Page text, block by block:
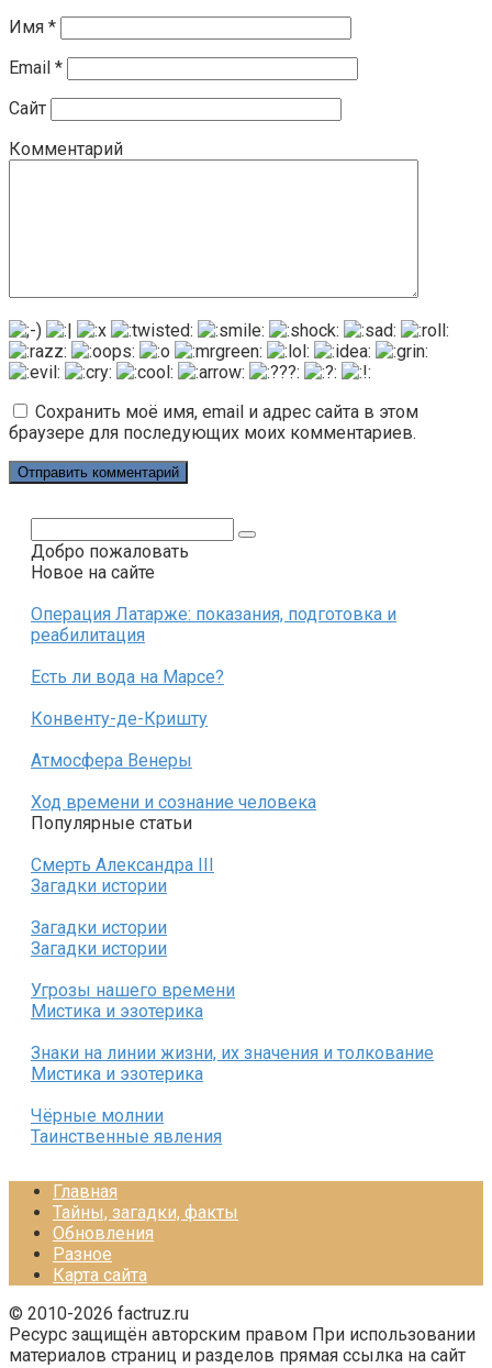
Имя *
Email *
Сайт
Комментарий
Сохранить моё имя, email и адрес сайта в этом
браузере для последующих моих комментариев.
Добро пожаловать
Новое на сайте
Операция Латарже: показания, подготовка и
реабилитация
Есть ли вода на Марсе?
Конвенту-де-Кришту
Атмосфера Венеры
Ход времени и сознание человека
Популярные статьи
Смерть Александра III
Загадки истории
Загадки истории
Загадки истории
Угрозы нашего времени
Мистика и эзотерика
Знаки на линии жизни, их значения и толкование
Мистика и эзотерика
Чёрные молнии
Таинственные явления
Главная
Тайны, загадки, факты
Обновления
Разное
Карта сайта
© 2010-2026 factruz.ru
Ресурс защищён авторским правом При использовании
материалов страниц и разделов прямая ссылка на сайт